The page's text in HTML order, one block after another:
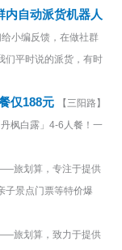
内自动派货机器人
小编反馈，在做社群
们平时说的派货，有时
仅188元 【三阳路】
枫白露」4-6人餐！一
旅划算，专注于提供
子景点门票等特价爆
旅划算，致力于提供